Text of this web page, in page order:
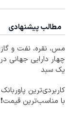
مطالب پیشنهادی
مس، نقره، نفت و
چهار دارایی جهانی در
یک سبد
کاربردی‌ترین پاوربانک
با مناسب‌ترین قیمت❗